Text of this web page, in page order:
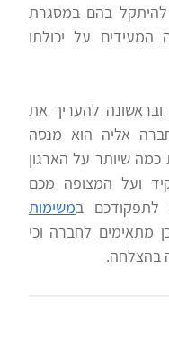
להיתקל בהם במסגרת
המעידים על יכולתו
ובראשונה להעריך את
אליה הוא מנסה
שיותר על הארגון
ועל המצופה מכם
לתפקודכם במשימות
מתאימים לחברה וכי
בהצלחה.